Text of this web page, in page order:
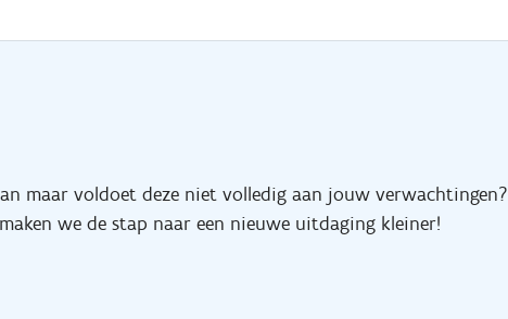
maar voldoet deze niet volledig aan jouw verwachtingen?
we de stap naar een nieuwe uitdaging kleiner!